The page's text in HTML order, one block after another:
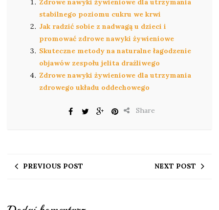
Zdrowe nawyki żywieniowe dla utrzymania
stabilnego poziomu cukru we krwi
Jak radzić sobie z nadwagą u dzieci i
promować zdrowe nawyki żywieniowe
Skuteczne metody na naturalne łagodzenie
objawów zespołu jelita drażliwego
Zdrowe nawyki żywieniowe dla utrzymania
zdrowego układu oddechowego
Share
PREVIOUS POST NEXT POST